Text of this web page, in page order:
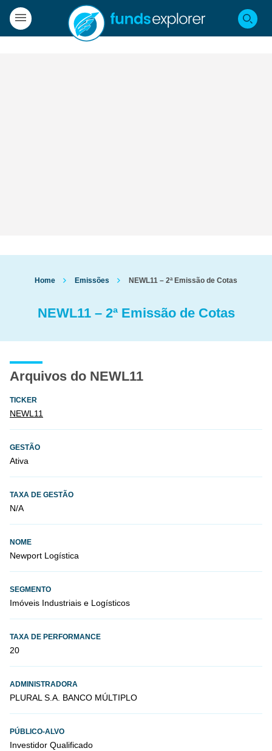
Home Emissões NEWL11 – 2ª Emissão de Cotas
NEWL11 – 2ª Emissão de Cotas
Arquivos do NEWL11
TICKER
NEWL11
GESTÃO
Ativa
TAXA DE GESTÃO
N/A
NOME
Newport Logística
SEGMENTO
Imóveis Industriais e Logísticos
TAXA DE PERFORMANCE
20
ADMINISTRADORA
PLURAL S.A. BANCO MÚLTIPLO
PÚBLICO-ALVO
Investidor Qualificado